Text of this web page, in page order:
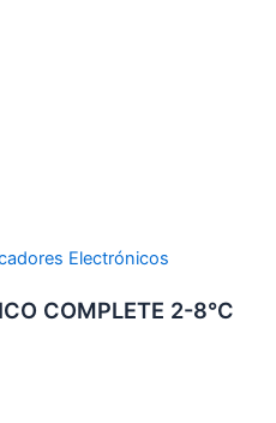
Electrónicos
COMPLETE 2-8°C